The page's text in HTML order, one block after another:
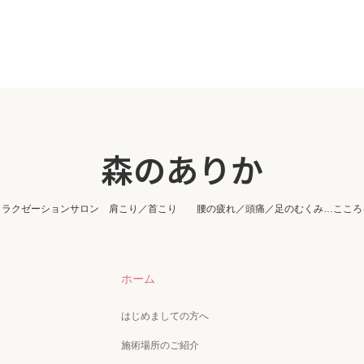
森のありか
クゼーションサロン 肩こり／首こり 腰の疲れ／頭痛／足のむくみ…こころ
ホーム
はじめましての方へ
施術場所のご紹介